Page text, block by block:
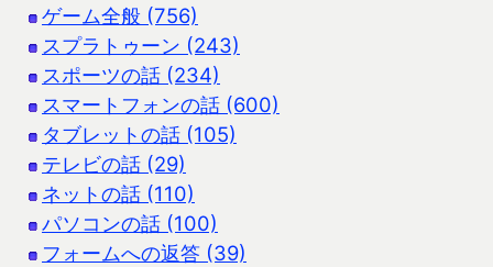
ゲーム全般 (756)
スプラトゥーン (243)
スポーツの話 (234)
スマートフォンの話 (600)
タブレットの話 (105)
テレビの話 (29)
ネットの話 (110)
パソコンの話 (100)
フォームへの返答 (39)